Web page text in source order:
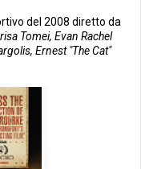
del 2008 diretto da
Tomei, Evan Rachel
Ernest "The Cat"